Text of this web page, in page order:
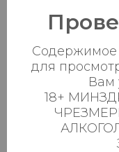
Ваш город:
Батыршина 20Б
Магистральная 22д
Содержимое
для
Вам
18+